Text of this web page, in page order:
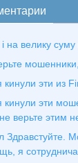
і на велику
кинули эти из
кинули эти
верьте этим
Здравстуйте.
я